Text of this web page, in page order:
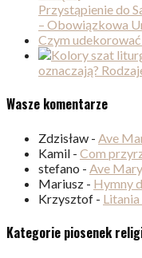
Przystąpienie do
– Obowiązkowa
Czym
oznaczają?
Wasze komentarze
Zdzisław - Ave
Kamil - Com
stefano - Ave
Mariusz - Hymny
Krzysztof -
Kategorie piosenek